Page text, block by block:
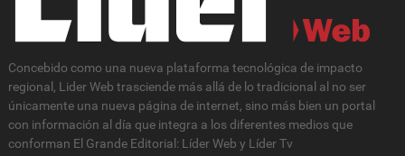
Concebido como una nueva plataforma tecnológica de impacto
regional, Lider Web trasciende más allá de lo tradicional al no ser
únicamente una nueva página de internet, sino más bien un portal
con información al día que integra a los diferentes medios que
conforman El Grande Editorial: Líder Web y Líder Tv